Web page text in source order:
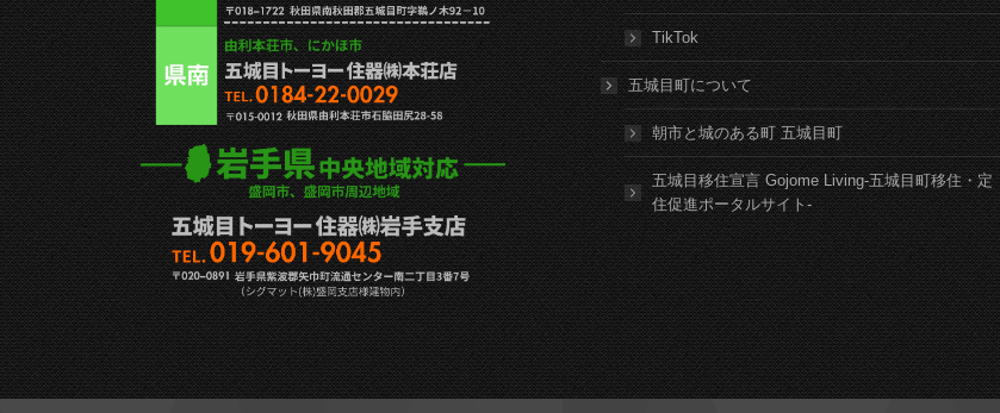
TikTok
五城目町について
朝市と城のある町 五城目町
五城目移住宣言 Gojome Living-五城目町移住・定
住促進ポータルサイト-